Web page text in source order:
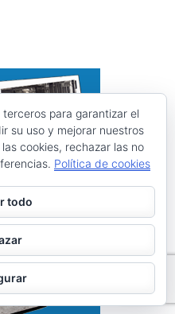
para garantizar el
su uso y mejorar nuestros
cookies, rechazar las no
Política de cookies
todo